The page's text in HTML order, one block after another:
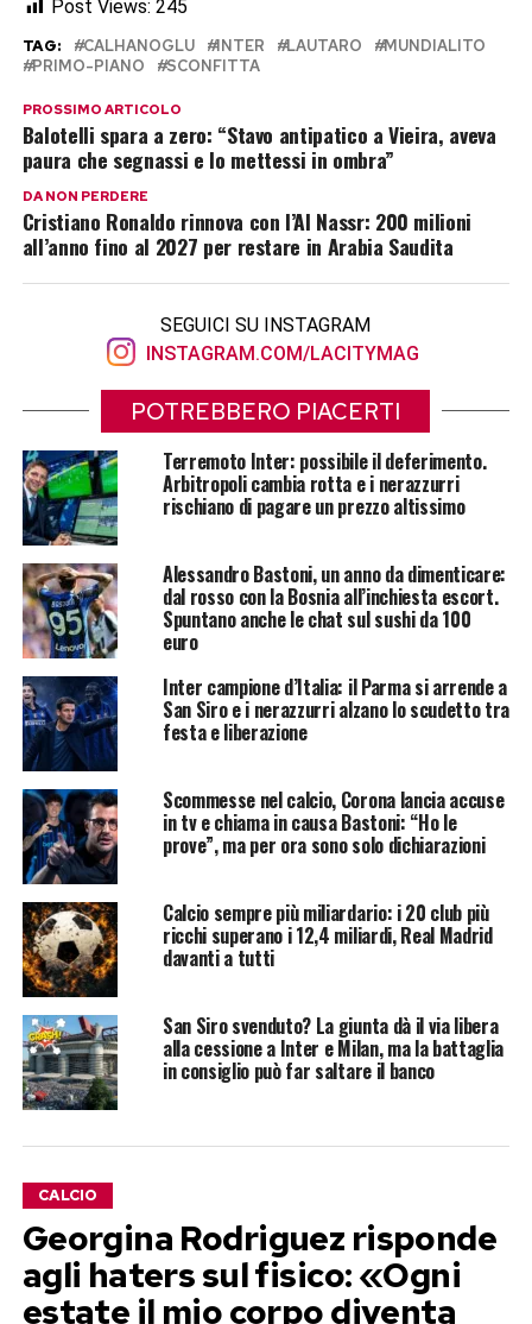
Post Views: 245
TAG: CALHANOGLU INTER LAUTARO
MUNDIALITO
PRIMO-PIANO
SCONFITTA
PROSSIMO ARTICOLO
Balotelli spara a zero: “Stavo antipatico a Vieira, aveva
paura che segnassi e lo mettessi in ombra”
DA NON PERDERE
Cristiano Ronaldo rinnova con l’Al Nassr: 200 milioni
all’anno fino al 2027 per restare in Arabia Saudita
SEGUICI SU INSTAGRAM
INSTAGRAM.COM/LACITYMAG
POTREBBERO PIACERTI
Terremoto Inter: possibile il deferimento.
Arbitropoli cambia rotta e i nerazzurri
rischiano di pagare un prezzo altissimo
Alessandro Bastoni, un anno da dimenticare:
dal rosso con la Bosnia all’inchiesta escort.
Spuntano anche le chat sul sushi da 100
euro
Inter campione d’Italia: il Parma si arrende a
San Siro e i nerazzurri alzano lo scudetto tra
festa e liberazione
Scommesse nel calcio, Corona lancia accuse
in tv e chiama in causa Bastoni: “Ho le
prove”, ma per ora sono solo dichiarazioni
Calcio sempre più miliardario: i 20 club più
ricchi superano i 12,4 miliardi, Real Madrid
davanti a tutti
San Siro svenduto? La giunta dà il via libera
alla cessione a Inter e Milan, ma la battaglia
in consiglio può far saltare il banco
CALCIO
Georgina Rodriguez risponde
agli haters sul fisico: «Ogni
estate il mio corpo diventa